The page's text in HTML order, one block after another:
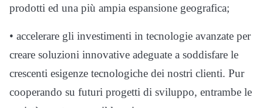
prodotti ed una più ampia espansione geografica;
• accelerare gli investimenti in tecnologie avanzate per
creare soluzioni innovative adeguate a soddisfare le
crescenti esigenze tecnologiche dei nostri clienti. Pur
cooperando su futuri progetti di sviluppo, entrambe le